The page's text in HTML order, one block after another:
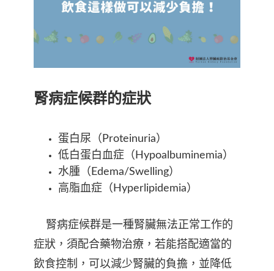
腎病症候群的症狀
蛋白尿（Proteinuria）
低白蛋白血症（Hypoalbuminemia）
水腫（Edema/Swelling）
高脂血症（Hyperlipidemia）
腎病症候群是一種腎臟無法正常工作的
症狀，須配合藥物治療，若能搭配適當的
飲食控制，可以減少腎臟的負擔，並降低